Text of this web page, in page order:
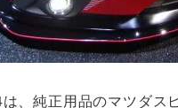
、純正用品のマツダ